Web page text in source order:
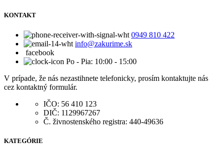
KONTAKT
0949 810 422
info@zakurime.sk
facebook
Po - Pia: 10:00 - 15:00
V prípade, že nás nezastihnete telefonicky, prosím kontaktujte nás
cez kontaktný formulár.
IČO: 56 410 123
DIČ: 1129967267
Č. živnostenského registra: 440-49636
KATEGÓRIE